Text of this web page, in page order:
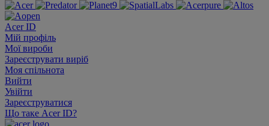
Acer ID
Мій профіль
Мої вироби
Зареєструвати виріб
Моя спільнота
Вийти
Увійти
Зареєструватися
Що таке Acer ID?